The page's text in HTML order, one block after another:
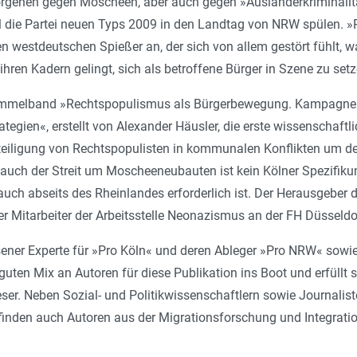
Partei neuen Typs 2009 in den Landtag von NRW spülen.
westdeutschen Spießer an, der sich von allem gestört fühlt,
Kadern gelingt, sich als betroffene Bürger in Szene zu
»Rechtspopulismus als Bürgerbewegung.
erstellt von Alexander Häusler, die erste
von Rechtspopulisten in kommunalen Konflikten um
der Streit um Moscheeneubauten ist kein Kölner
abseits des Rheinlandes erforderlich ist. Der
Mitarbeiter der Arbeitsstelle Neonazismus an der FH
Experte für »Pro Köln« und deren Ableger »Pro NRW«
Mix an Autoren für diese Publikation ins Boot und erfüllt
Neben Sozial- und Politikwissenschaftlern sowie
auch Autoren aus der Migrationsforschung und